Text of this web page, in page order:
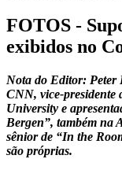
FOTOS -
exibidos no
Nota do Editor: Peter
CNN, vice-presidente
University e
Bergen”, também na
sênior de “In the
são próprias.